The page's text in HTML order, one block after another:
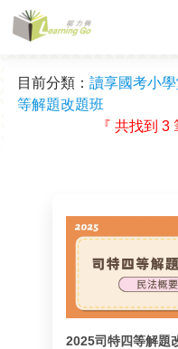
目前分類：讀享國考小學
等解題改題班
『 共找到 3
2025司特四等解題